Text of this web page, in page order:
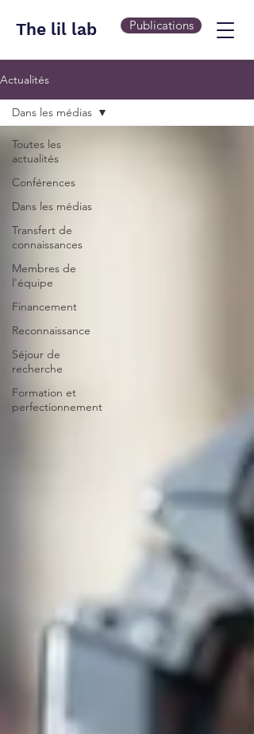
The lil lab Publications
Actualités
Toutes les
actualités
Conférences
Dans les médias
Transfert de
connaissances
Membres de
l'équipe
Financement
Reconnaissance
Séjour de
recherche
Formation et
perfectionnement
Dans les médias